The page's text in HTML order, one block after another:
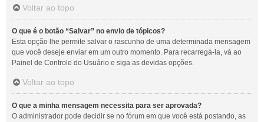
Voltar ao topo
O que é o botão “Salvar” no envio de tópicos?
Esta opção lhe permite salvar o rascunho de uma determinada mensagem
que você deseje enviar em um outro momento. Para recarregá-la, vá ao
Painel de Controle do Usuário e siga as devidas opções.
Voltar ao topo
O que a minha mensagem necessita para ser aprovada?
O administrador pode decidir se no fórum em que você está postando, as